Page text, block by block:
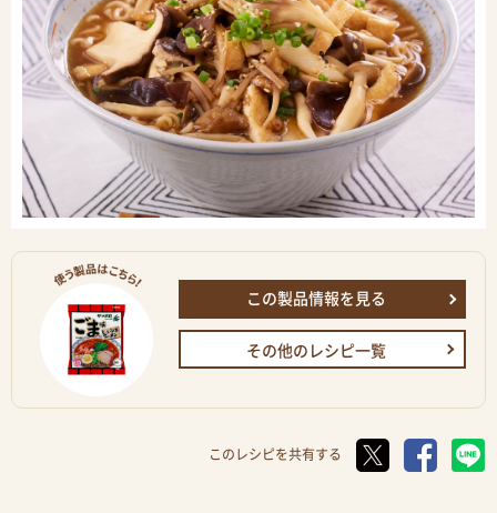
この製品情報を見る
その他のレシピ一覧
このレシピを共有する